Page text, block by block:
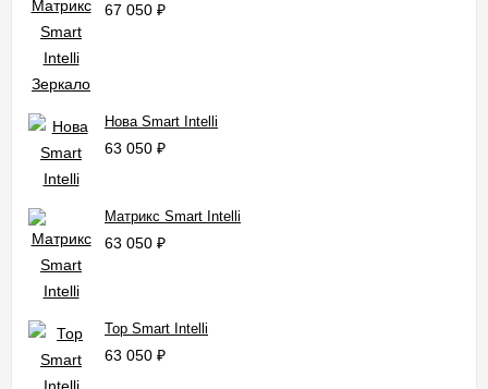
67 050 ₽
Нова Smart Intelli
63 050 ₽
Матрикс Smart Intelli
63 050 ₽
Тор Smart Intelli
63 050 ₽